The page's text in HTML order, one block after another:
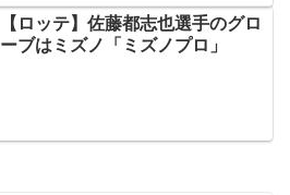
【ロッテ】佐藤都志也選手のグロ
ーブはミズノ「ミズノプロ」